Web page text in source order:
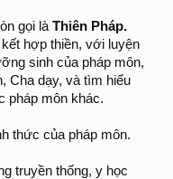
gọi là Thiên Pháp.
hợp thiền, với luyện
sinh của pháp môn,
Cha dạy, và tìm hiểu
pháp môn khác.
thức của pháp môn.
truyền thống, y học